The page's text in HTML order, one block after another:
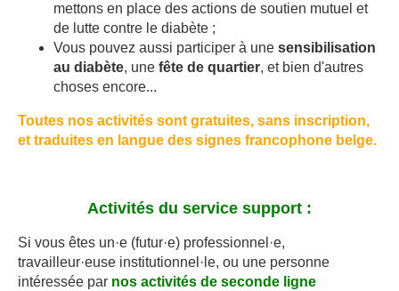
mettons en place des actions de soutien mutuel et
de lutte contre le diabète ;
Vous pouvez aussi participer à une sensibilisation
au diabète, une fête de quartier, et bien d'autres
choses encore...
Toutes nos activités sont gratuites, sans inscription,
et traduites en langue des signes francophone belge.
Activités du service support :
Si vous êtes un·e (futur·e) professionnel·e,
travailleur·euse institutionnel·le, ou une personne
intéressée par nos activités de seconde ligne